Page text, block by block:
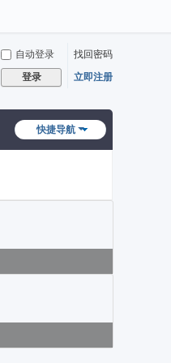
自动登录
找回密码
登录 立即注册
快捷导航